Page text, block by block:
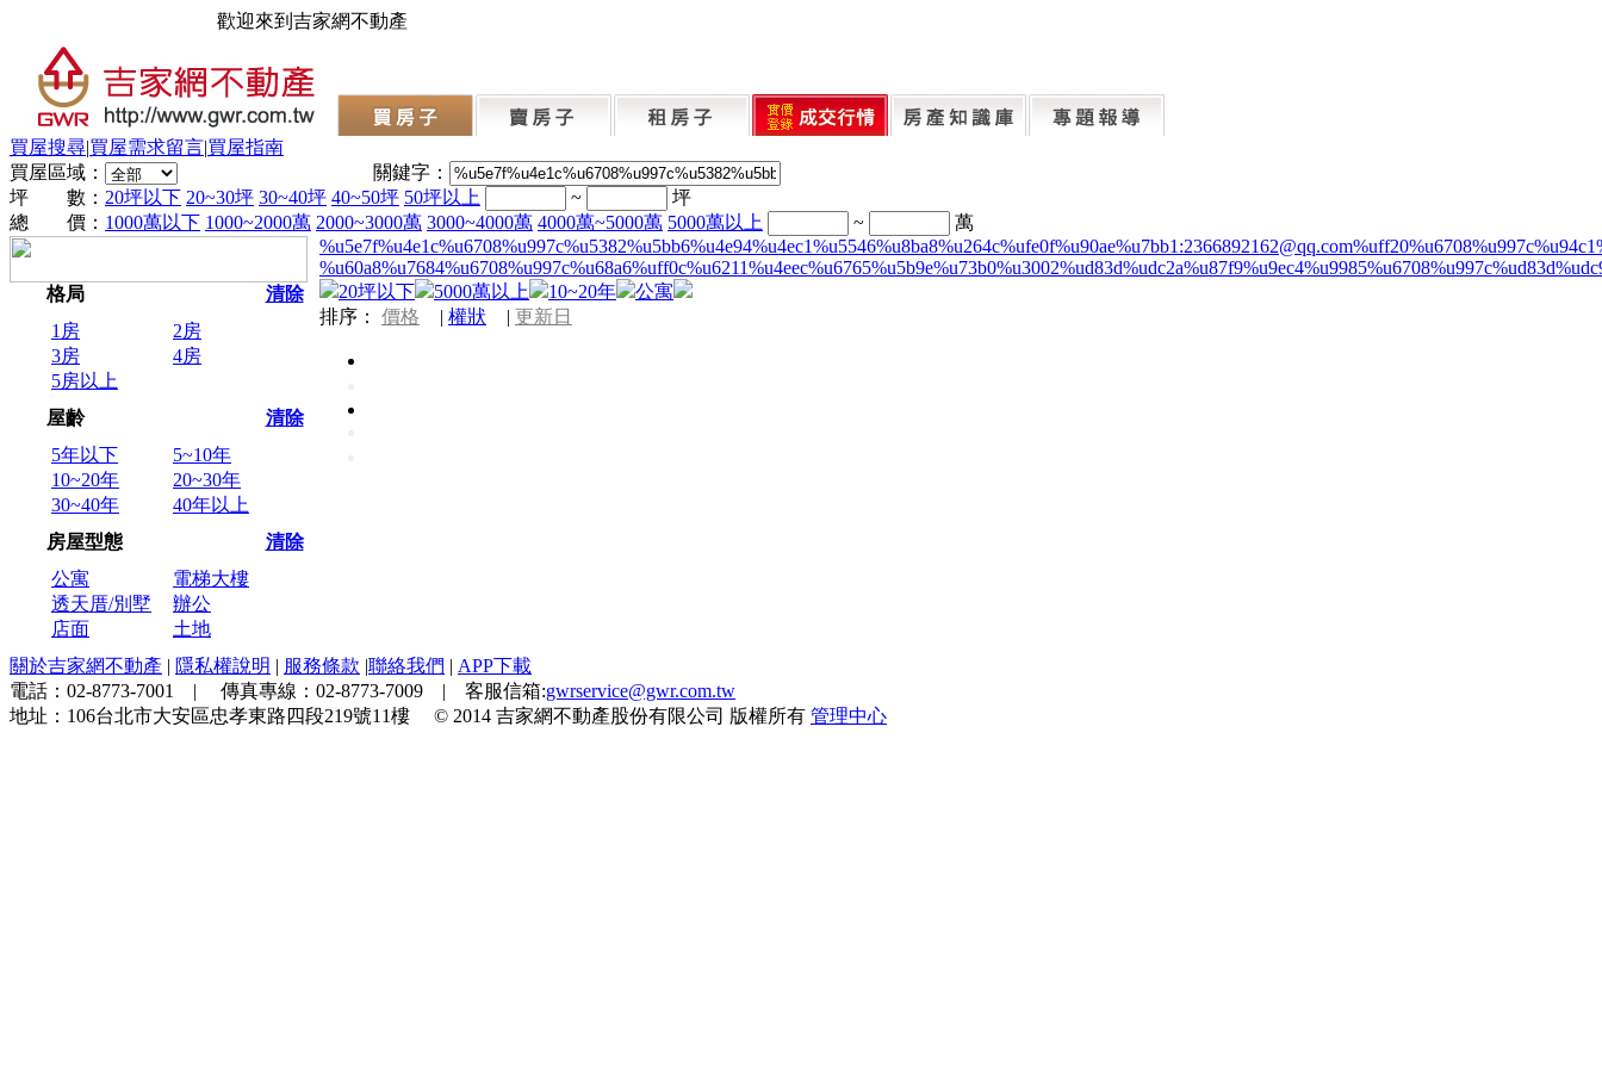
歡迎來到吉家網不動產
買屋搜尋|買屋需求留言|買屋指南
買屋區域：
關鍵字：
坪 數： 20坪以下 20~30坪 30~40坪 40~50坪 50坪以上 ~
坪
總 價： 1000萬以下 1000~2000萬 2000~3000萬 3000~4000萬 4000萬~5000萬 5000萬以上 ~ 萬
格局
清除
1房
2房
3房
4房
5房以上
屋齡
清除
5年以下
5~10年
10~20年
20~30年
30~40年
40年以上
房屋型態
清除
公寓
電梯大樓
透天厝/別墅
辦公
店面
土地
20坪以下
5000萬以上 10~20年
公寓
排序： 價格 | 權狀 | 更新日
關於吉家網不動產 | 隱私權說明 | 服務條款 |聯絡我們 | APP下載
電話： 02-8773-7001 | 傳真專線： 02-8773-7009 | 客服信箱:gwrservice@gwr.com.tw
地址： 106台北市大安區忠孝東路四段219號11樓 © 2014 吉家網不動產股份有限公司 版權所有 管理中心